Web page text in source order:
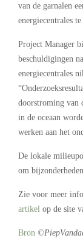
van de garnalen
energiecentrales
Project Manager
beschuldigingen
energiecentrales
doorstroming van
in de oceaan
werken aan het
De lokale
om
Zie voor meer
artikel op de site
Bron